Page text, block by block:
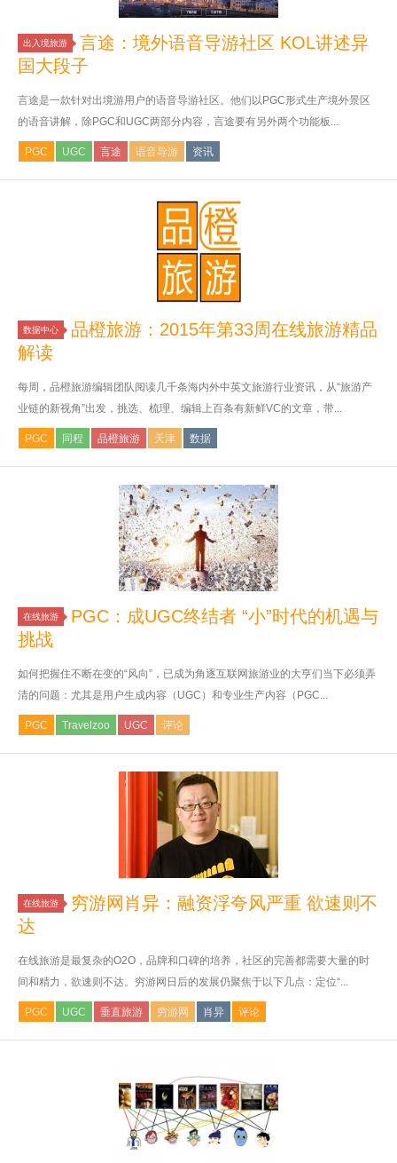
出入境旅游
言途：境外语音导游社区 KOL讲述异
国大段子
言途是一款针对出境游用户的语音导游社区。他们以PGC形式生产境外景区
的语音讲解，除PGC和UGC两部分内容，言途要有另外两个功能板...
PGC UGC 言途 语音导游 资讯
数据中心
品橙旅游：2015年第33周在线旅游精品
解读
每周，品橙旅游编辑团队阅读几千条海内外中英文旅游行业资讯，从“旅游产
业链的新视角”出发，挑选、梳理、编辑上百条有新鲜VC的文章，带...
PGC 同程 品橙旅游 天津 数据
在线旅游
PGC：成UGC终结者 “小”时代的机遇与
挑战
如何把握住不断在变的“风向”，已成为角逐互联网旅游业的大亨们当下必须弄
清的问题：尤其是用户生成内容（UGC）和专业生产内容（PGC...
PGC Travelzoo UGC 评论
在线旅游
穷游网肖异：融资浮夸风严重 欲速则不
达
在线旅游是最复杂的O2O，品牌和口碑的培养，社区的完善都需要大量的时
间和精力，欲速则不达。穷游网日后的发展仍聚焦于以下几点：定位“...
PGC UGC 垂直旅游 穷游网 肖异 评论